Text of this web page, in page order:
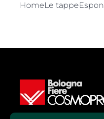
HomeLe tappe